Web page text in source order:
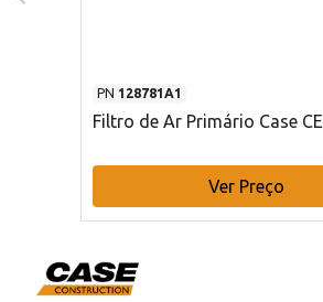
PN 128781A1
Filtro de Ar Primário Case CE
Ver Preço